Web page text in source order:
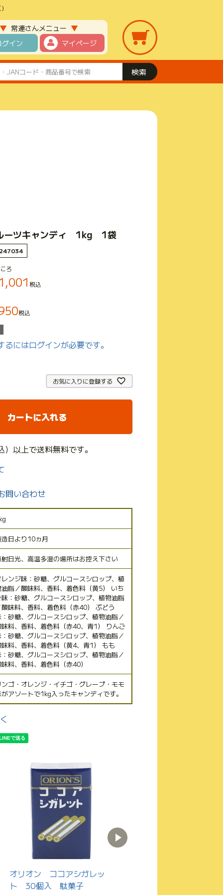
)
▼ 常連さんメニュー ▼
グイン マイページ
ーツキャンディ 1kg 1袋
ろ
税込
税込
にはログインが必要です。
お気に入りに登録する
カートに入れる
以上で送料無料です。
問い合わせ
日より10ヵ月
射日光、高温多湿の場所はお控え下さい
レンジ味：砂糖、グルコースシロップ、植
脂／酸味料、香料、着色料（黄5） いち
味：砂糖、グルコースシロップ、植物油脂
酸味料、香料、着色料（赤40） ぶどう
砂糖、グルコースシロップ、植物油脂／
料、香料、着色料（赤40、青1） りんご
砂糖、グルコースシロップ、植物油脂／
料、香料、着色料（黄4、青1） もも
砂糖、グルコースシロップ、植物油脂／
料、香料、着色料（赤40）
ンゴ・オレンジ・イチゴ・グレープ・モモ
アソートで1kg入ったキャンディです。
オリオン ココアシガレッ
ト 30個入 駄菓子